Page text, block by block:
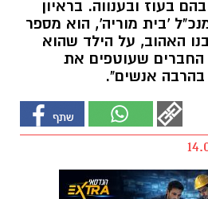
בעוז ובענווה. בראיון
'בית מוריה', הוא מספר
האהוב, על הילד שהוא
שעוטפים את
אנשים".